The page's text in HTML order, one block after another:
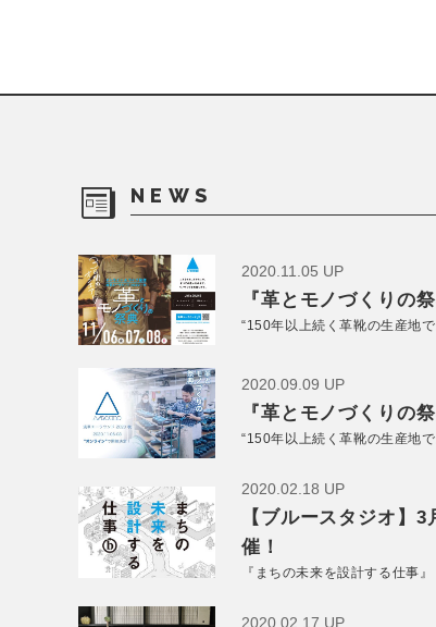
NEWS
2020.11.05 UP
『革とモノづくりの
“150年以上続く革靴の生産地
2020.09.09 UP
『革とモノづくりの
“150年以上続く革靴の生産地
2020.02.18 UP
【ブルースタジオ】
催！
『まちの未来を設計する仕事
2020.02.17 UP